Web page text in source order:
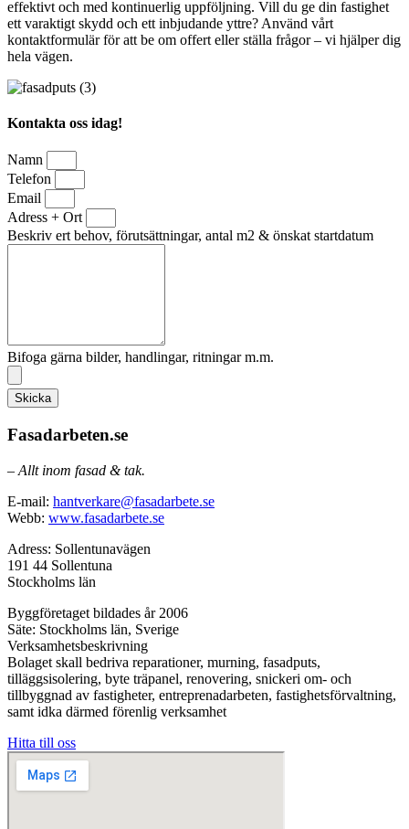
effektivt och med kontinuerlig uppföljning. Vill du ge din fastighet
ett varaktigt skydd och ett inbjudande yttre? Använd vårt
kontaktformulär för att be om offert eller ställa frågor – vi hjälper dig
hela vägen.
Kontakta oss idag!
Namn
Telefon
Email
Adress + Ort
Beskriv ert behov, förutsättningar, antal m2 & önskat startdatum
Bifoga gärna bilder, handlingar, ritningar m.m.
Skicka
Fasadarbeten.se
– Allt inom fasad & tak.
E-mail: hantverkare@fasadarbete.se
Webb: www.fasadarbete.se
Adress: Sollentunavägen
191 44 Sollentuna
Stockholms län
Byggföretaget bildades år 2006
Säte: Stockholms län, Sverige
Verksamhetsbeskrivning
Bolaget skall bedriva reparationer, murning, fasadputs,
tilläggsisolering, byte träpanel, renovering, snickeri om- och
tillbyggnad av fastigheter, entreprenadarbeten, fastighetsförvaltning,
samt idka därmed förenlig verksamhet
Hitta till oss